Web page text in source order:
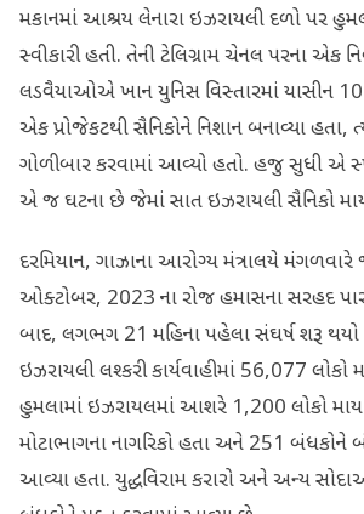
મકાનમાં આશ્રય લેનારા ઇઝરાયલી દળો પર
સ્વીકારી હતી. તેની ટેલિગ્રામ ચેનલ પરના એક
લડવૈયાઓએ ખાન યુનિસ વિસ્તારમાં યાસીન
એક પ્રોજેકટથી સૈનિકોને નિશાન બનાવ્યા હતા,
ગોળીબાર કરવામાં આવ્યો હતો. હજુ સુધી એ
એ જ ઘટના છે જેમાં સાત ઇઝરાયલી સૈનિકો
દરમિયાન, ગાઝાના આરોગ્ય મંત્રાલયે
ઓક્ટોબર, 2023 ના રોજ હમાસના સરહદ
બાદ, લગભગ 21 મહિના પહેલા સંઘર્ષ શરૂ થયો
ઇઝરાયલી લશ્કરી કાર્યવાહીમાં 56,077 લોકો
હુમલામાં ઇઝરાયલમાં આશરે 1,200 લોકો
મોટાભાગના નાગરિકો હતા અને 251 બંધકોને
આવ્યા હતા. યુદ્ધવિરામ કરારો અને અન્ય